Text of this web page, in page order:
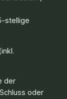
stellige
der
oder